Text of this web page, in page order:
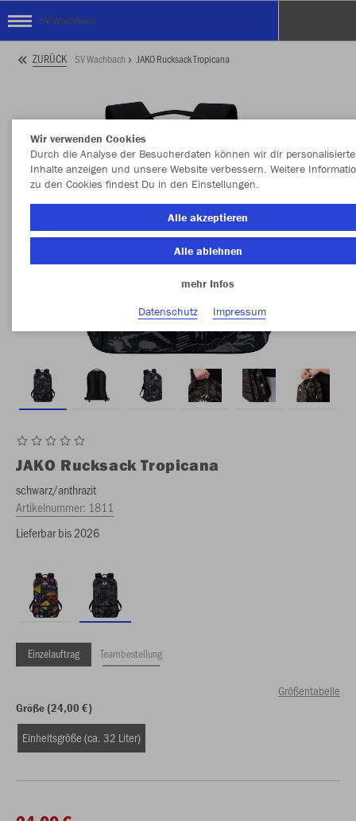
SV Wachbach
ZURÜCK SV Wachbach JAKO Rucksack Tropicana
JAKO Rucksack Tropicana
schwarz/anthrazit
Artikelnummer: 1811
Lieferbar bis 2026
Einzelauftrag Teambestellung
Größentabelle
Größe (24,00 €)
Einheitsgröße (ca. 32 Liter)
Wir verwenden Cookies
Durch die Analyse der Besucherdaten können wir dir personalisierte
Inhalte anzeigen und unsere Website verbessern. Weitere
zu den Cookies findest Du in den Einstellungen.
Alle akzeptieren
Alle ablehnen
mehr Infos
Datenschutz
Impressum